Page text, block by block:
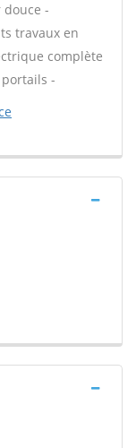
-
travaux en
complète
-